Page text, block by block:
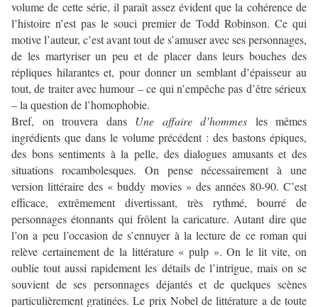
volume de cette série, il paraît assez évident que la cohérence de
l’histoire n’est pas le souci premier de Todd Robinson. Ce qui
motive l’auteur, c’est avant tout de s’amuser avec ses personnages,
de les martyriser un peu et de placer dans leurs bouches des
répliques hilarantes et, pour donner un semblant d’épaisseur au
tout, de traiter avec humour – ce qui n’empêche pas d’être sérieux
– la question de l’homophobie.
Bref, on trouvera dans Une affaire d’hommes les mêmes
ingrédients que dans le volume précédent : des bastons épiques,
des bons sentiments à la pelle, des dialogues amusants et des
situations rocambolesques. On pense nécessairement à une
version littéraire des « buddy movies » des années 80-90. C’est
efficace, extrêmement divertissant, très rythmé, bourré de
personnages étonnants qui frôlent la caricature. Autant dire que
l’on a peu l’occasion de s’ennuyer à la lecture de ce roman qui
relève certainement de la littérature « pulp ». On le lit vite, on
oublie tout aussi rapidement les détails de l’intrigue, mais on se
souvient de ses personnages déjantés et de quelques scènes
particulièrement gratinées. Le prix Nobel de littérature a de toute